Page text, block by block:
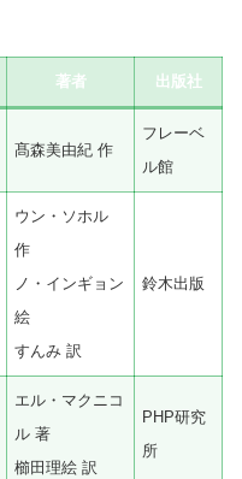
著者 出版社
髙森美由紀 作
フレーベ
ル館
ウン・ソホル
作
ノ・インギョン
絵
すんみ 訳
鈴木出版
エル・マクニコ
ル 著
櫛田理絵 訳
PHP研究
所